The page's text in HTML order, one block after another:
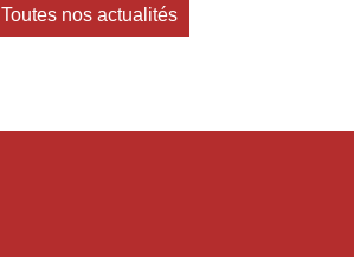
Toutes nos actualités